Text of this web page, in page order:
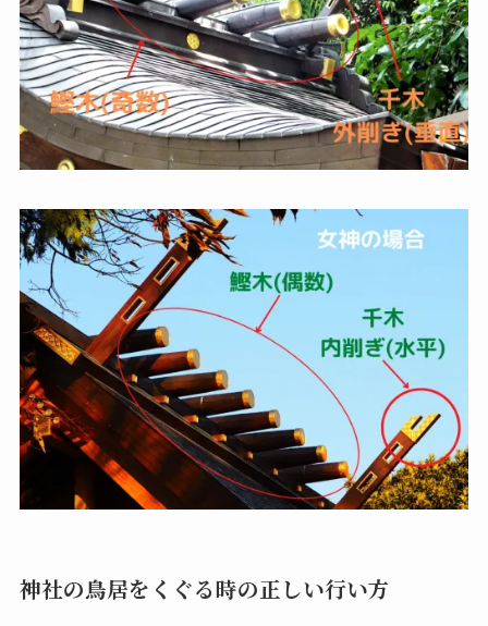
神社の鳥居をくぐる時の正しい行い方